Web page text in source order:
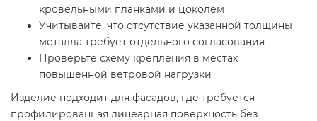
кровельными планками и цоколем
Учитывайте, что отсутствие указанной толщины
металла требует отдельного согласования
Проверьте схему крепления в местах
повышенной ветровой нагрузки
Изделие подходит для фасадов, где требуется
профилированная линеарная поверхность без